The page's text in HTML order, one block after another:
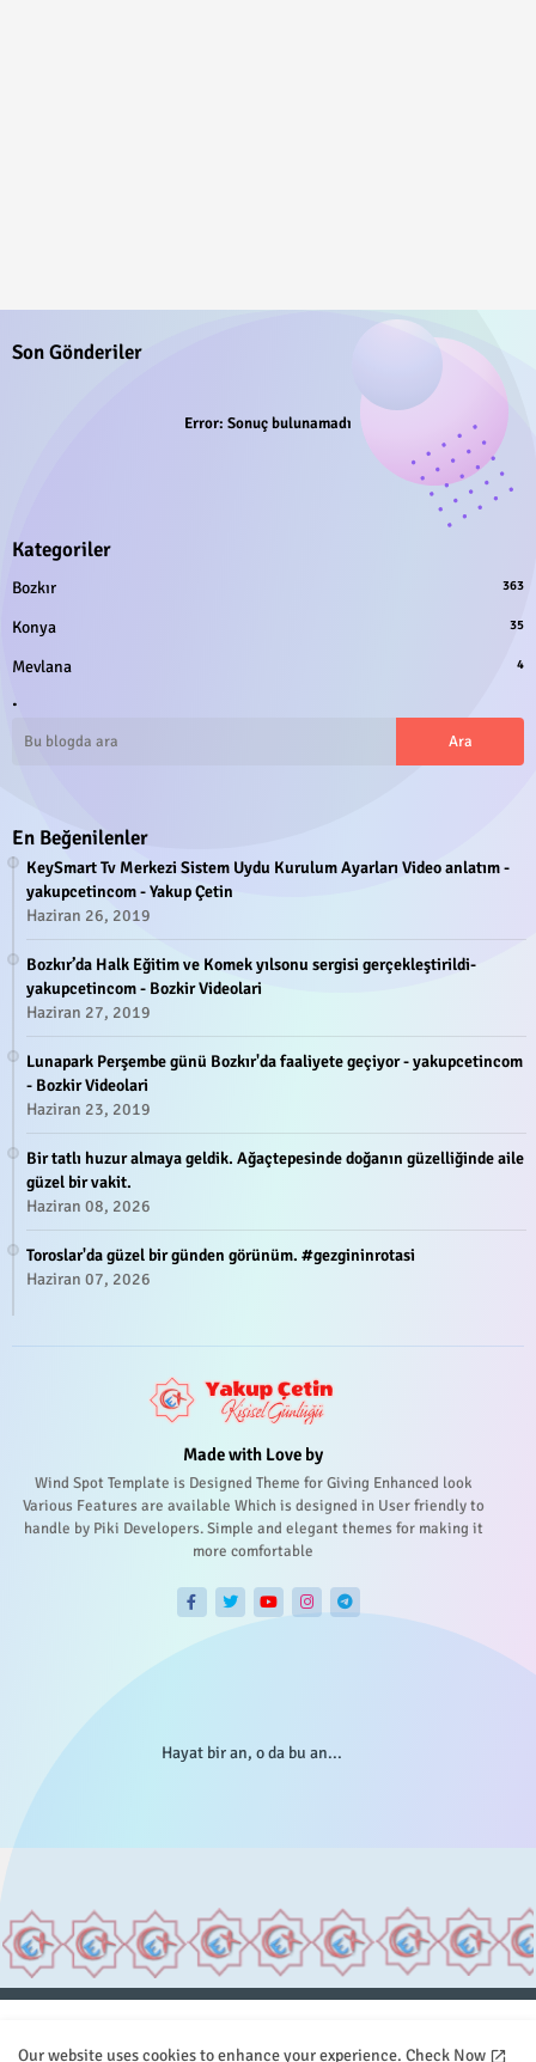
Son Gönderiler
Error: Sonuç bulunamadı
Kategoriler
Bozkır 363
Konya 35
Mevlana 4
.
En Beğenilenler
KeySmart Tv Merkezi Sistem Uydu Kurulum Ayarları Video anlatım -
yakupcetincom - Yakup Çetin
Haziran 26, 2019
Bozkır’da Halk Eğitim ve Komek yılsonu sergisi gerçekleştirildi-
yakupcetincom - Bozkir Videolari
Haziran 27, 2019
Lunapark Perşembe günü Bozkır'da faaliyete geçiyor - yakupcetincom
- Bozkir Videolari
Haziran 23, 2019
Bir tatlı huzur almaya geldik. Ağaçtepesinde doğanın güzelliğinde aile
güzel bir vakit.
Haziran 08, 2026
Toroslar'da güzel bir günden görünüm. #gezgininrotasi
Haziran 07, 2026
Made with Love by
Wind Spot Template is Designed Theme for Giving Enhanced look
Various Features are available Which is designed in User friendly to
handle by Piki Developers. Simple and elegant themes for making it
more comfortable
Hayat bir an, o da bu an...
Our website uses cookies to enhance your experience. Check Now